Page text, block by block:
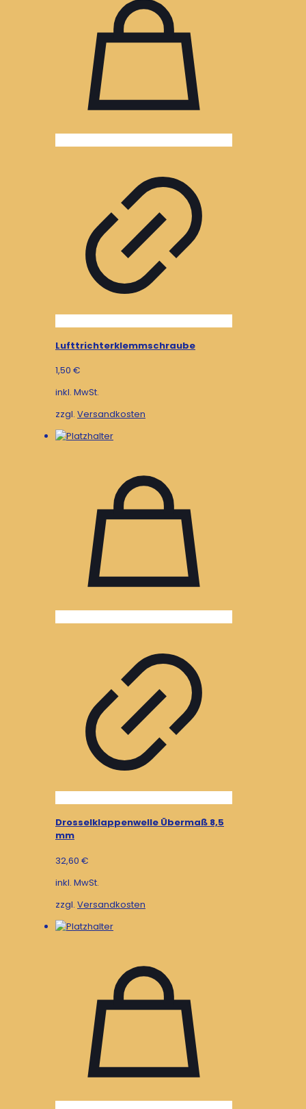
Lufttrichterklemmschraube
1,50 €
inkl. MwSt.
zzgl. Versandkosten
Drosselklappenwelle Übermaß 8,5
mm
32,60 €
inkl. MwSt.
zzgl. Versandkosten